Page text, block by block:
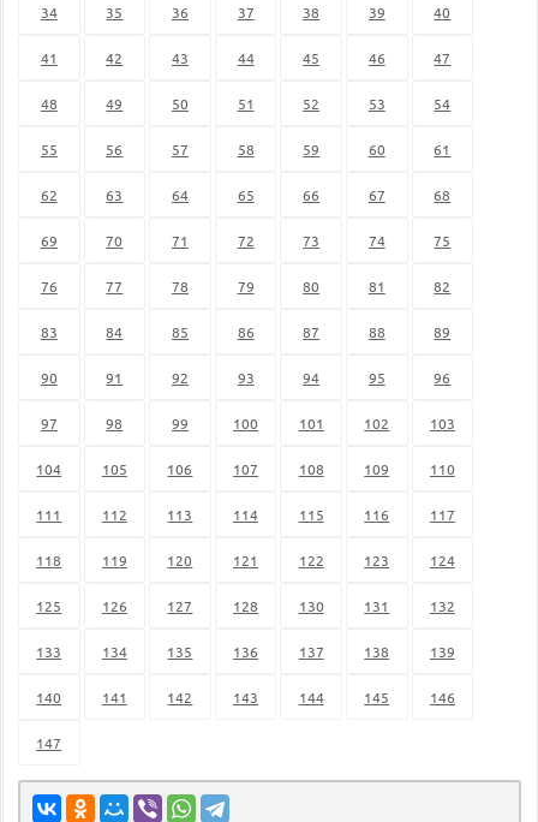
34 35 36 37 38 39 40
41 42 43 44 45 46 47
48 49 50 51 52 53 54
55 56 57 58 59 60 61
62 63 64 65 66 67 68
69 70 71 72 73 74 75
76 77 78 79 80 81 82
83 84 85 86 87 88 89
90 91 92 93 94 95 96
97 98 99 100 101 102 103
104 105 106 107 108 109 110
111 112 113 114 115 116 117
118 119 120 121 122 123 124
125 126 127 128 130 131 132
133 134 135 136 137 138 139
140 141 142 143 144 145 146
147